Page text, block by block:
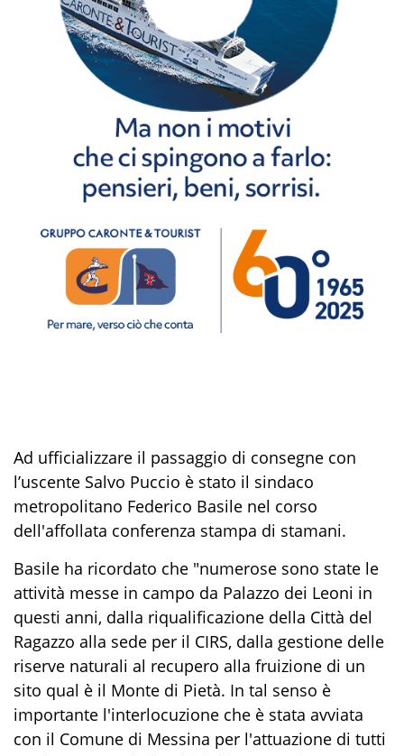
Ad ufficializzare il passaggio di consegne con
l’uscente Salvo Puccio è stato il sindaco
metropolitano Federico Basile nel corso
dell'affollata conferenza stampa di stamani.
Basile ha ricordato che "numerose sono state le
attività messe in campo da Palazzo dei Leoni in
questi anni, dalla riqualificazione della Città del
Ragazzo alla sede per il CIRS, dalla gestione delle
riserve naturali al recupero alla fruizione di un
sito qual è il Monte di Pietà. In tal senso è
importante l'interlocuzione che è stata avviata
con il Comune di Messina per l'attuazione di tutti